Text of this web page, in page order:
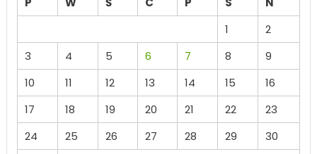
1
2
3
4 5 6 7 8
9
10
11 12 13 14 15
16
17
18 19 20 21 22
23
24
25 26 27 28 29
30